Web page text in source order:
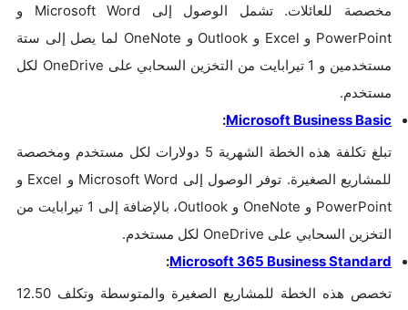
مخصصة للعائلات. تشمل الوصول إلى Microsoft Word و
PowerPoint و Excel و Outlook و OneNote لما يصل إلى ستة
مستخدمين و 1 تيرابايت من التخزين السحابي على OneDrive لكل
مستخدم.
Microsoft Business Basic
:
تبلغ تكلفة هذه الخطة الشهرية 5 دولارات لكل مستخدم ومخصصة
للمشاريع الصغيرة. توفر الوصول إلى Microsoft Word و Excel و
PowerPoint و OneNote و Outlook، بالإضافة إلى 1 تيرابايت من
التخزين السحابي على OneDrive لكل مستخدم.
Microsoft 365 Business Standard
:
تخصص هذه الخطة للمشاريع الصغيرة والمتوسطة وتكلف 12.50